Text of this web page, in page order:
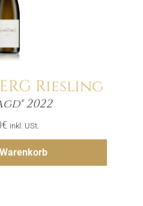
Riesling
2022
€ inkl. USt.
Menge
Hinzufügen